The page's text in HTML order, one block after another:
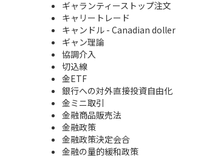
ギャランティーストップ注文
キャリートレード
キャンドル - Canadian doller
ギャン理論
協調介入
切込線
金ETF
銀行への対外直接投資自由化
金ミニ取引
金融商品販売法
金融政策
金融政策決定会合
金融の量的緩和政策